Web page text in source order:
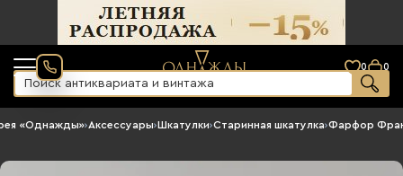
0 0
«Однажды»›Аксессуары›Шкатулки›Старинная шкатулка›Фарфор